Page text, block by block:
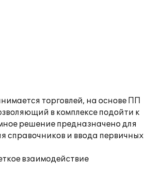
торговлей, на основе ПП
в комплексе подойти к
решение предназначено для
справочников и ввода первичных
взаимодействие